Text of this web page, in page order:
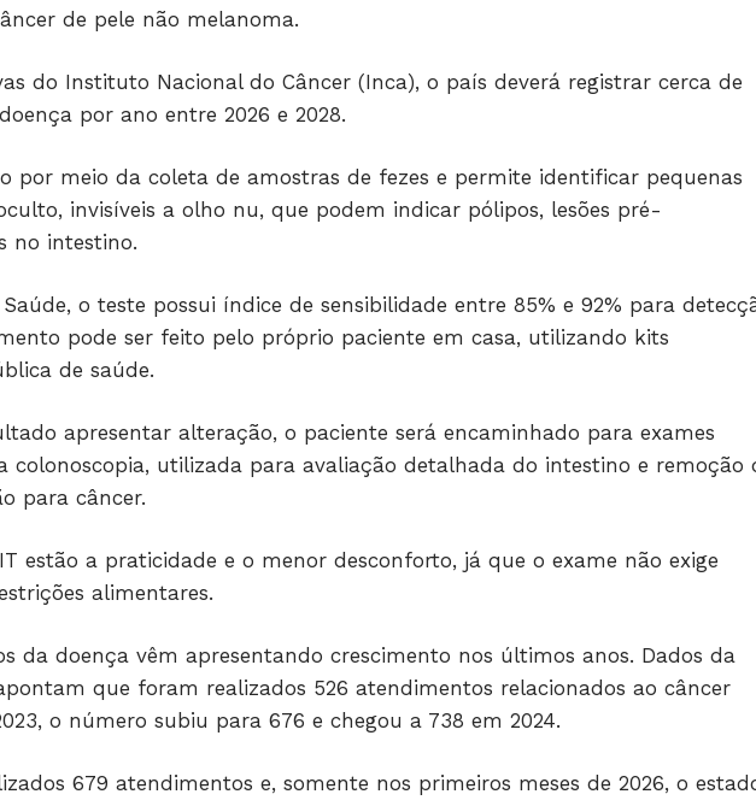
de pele não melanoma.
do Instituto Nacional do Câncer (Inca), o país deverá registrar cerca de
por ano entre 2026 e 2028.
por meio da coleta de amostras de fezes e permite identificar pequenas
invisíveis a olho nu, que podem indicar pólipos, lesões pré-
no intestino.
o teste possui índice de sensibilidade entre 85% e 92% para
pode ser feito pelo próprio paciente em casa, utilizando kits
de saúde.
apresentar alteração, o paciente será encaminhado para exames
colonoscopia, utilizada para avaliação detalhada do intestino e remoção
para câncer.
estão a praticidade e o menor desconforto, já que o exame não exige
alimentares.
da doença vêm apresentando crescimento nos últimos anos. Dados da
que foram realizados 526 atendimentos relacionados ao câncer
o número subiu para 676 e chegou a 738 em 2024.
679 atendimentos e, somente nos primeiros meses de 2026, o